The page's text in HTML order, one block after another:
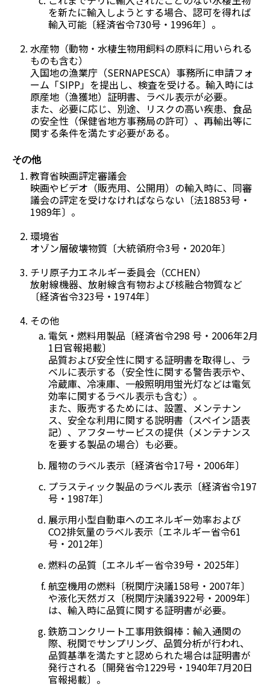
を新たに輸入しようとする場合、認可を得れば
輸入可能〔経済省令730号・1996年〕。
水産物（動物・水棲生物用飼料の原料に用いられる
ものも含む）
入国地の漁業庁（SERNAPESCA）事務所に申請フォ
ーム「SIPP」を提出し、検査を受ける。輸入時には
原産地（漁獲地）証明書、ラベル表示が必要。
また、必要に応じ、別途、リスクの高い疾患、食品
の安全性（保健省地方事務局の許可）、再輸出等に
関する条件を満たす必要がある。
その他
教育省映画評定審議会
映画やビデオ（販売用、公開用）の輸入時に、同審
議会の評定を受けなければならない〔法18853号・
1989年〕。
環境省
オゾン層破壊物質〔大統領府令3号・2020年〕
チリ原子力エネルギー委員会（CCHEN）
放射線機器、放射線含有物および核融合物質など
〔経済省令323号・1974年〕
その他
電気・燃料用製品〔経済省令298 号・2006年2月
1日官報掲載〕
品質および安全性に関する証明書を取得し、ラ
ベルに表示する（安全性に関する警告表示や、
冷蔵庫、冷凍庫、一般照明用蛍光灯などは電気
効率に関するラベル表示も含む）。
また、販売するためには、設置、メンテナン
ス、安全な利用に関する説明書（スペイン語表
記）、アフターサービスの提供（メンテナンス
を要する製品の場合）も必要。
履物のラベル表示〔経済省令17号・2006年〕
プラスティック製品のラベル表示〔経済省令197
号・1987年〕
展示用小型自動車へのエネルギー効率および
CO2排気量のラベル表示〔エネルギー省令61
号・2012年〕
燃料の品質〔エネルギー省令39号・2025年〕
航空機用の燃料〔税関庁決議158号・2007年〕
や液化天然ガス〔税関庁決議3922号・2009年〕
は、輸入時に品質に関する証明書が必要。
鉄筋コンクリート工事用鉄鋼棒：輸入通関の
際、税関でサンプリング、品質分析が行われ、
品質基準を満たすと認められた場合は証明書が
発行される〔開発省令1229号・1940年7月20日
官報掲載〕。